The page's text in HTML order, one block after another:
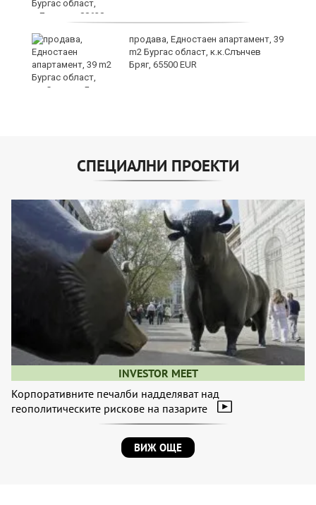
продава, Едностаен апартамент, 39
m2 Бургас област, к.к.Слънчев
Бряг, 65500 EUR
СПЕЦИАЛНИ ПРОЕКТИ
INVESTOR MEET
Корпоративните печалби надделяват над
геополитическите рискове на пазарите
ВИЖ ОЩЕ